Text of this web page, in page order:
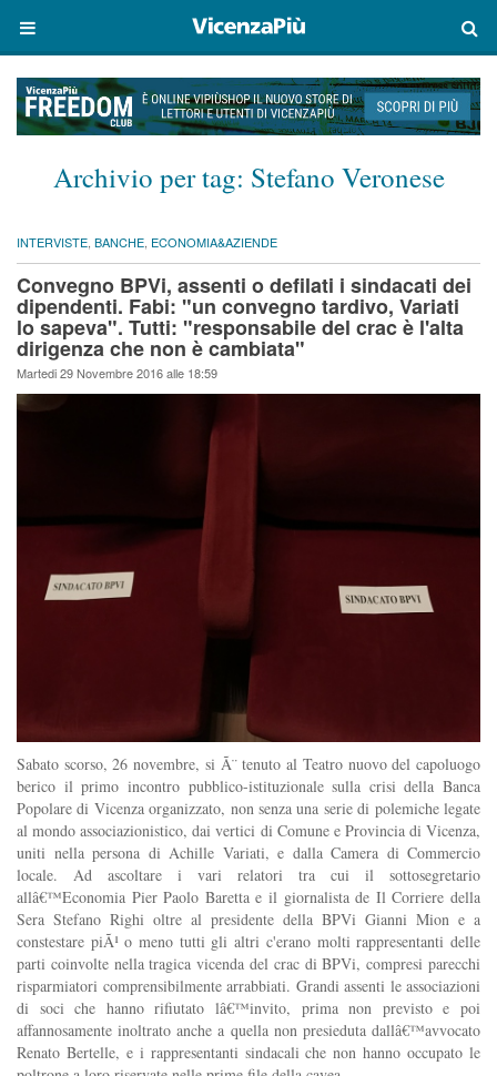
Archivio per tag: Stefano Veronese
INTERVISTE, BANCHE, ECONOMIA&AZIENDE
Convegno BPVi, assenti o defilati i sindacati dei
dipendenti. Fabi: "un convegno tardivo, Variati
lo sapeva". Tutti: "responsabile del crac è l'alta
dirigenza che non è cambiata"
Martedi 29 Novembre 2016 alle 18:59
Sabato scorso, 26 novembre, si Ã¨ tenuto al Teatro nuovo del capoluogo
berico il primo incontro pubblico-istituzionale sulla crisi della Banca
Popolare di Vicenza organizzato, non senza una serie di polemiche legate
al mondo associazionistico, dai vertici di Comune e Provincia di Vicenza,
uniti nella persona di Achille Variati, e dalla Camera di Commercio
locale. Ad ascoltare i vari relatori tra cui il sottosegretario
allâ€™Economia Pier Paolo Baretta e il giornalista de Il Corriere della
Sera Stefano Righi oltre al presidente della BPVi Gianni Mion e a
constestare piÃ¹ o meno tutti gli altri c'erano molti rappresentanti delle
parti coinvolte nella tragica vicenda del crac di BPVi, compresi parecchi
risparmiatori comprensibilmente arrabbiati. Grandi assenti le associazioni
di soci che hanno rifiutato lâ€™invito, prima non previsto e poi
affannosamente inoltrato anche a quella non presieduta dallâ€™avvocato
Renato Bertelle, e i rappresentanti sindacali che non hanno occupato le